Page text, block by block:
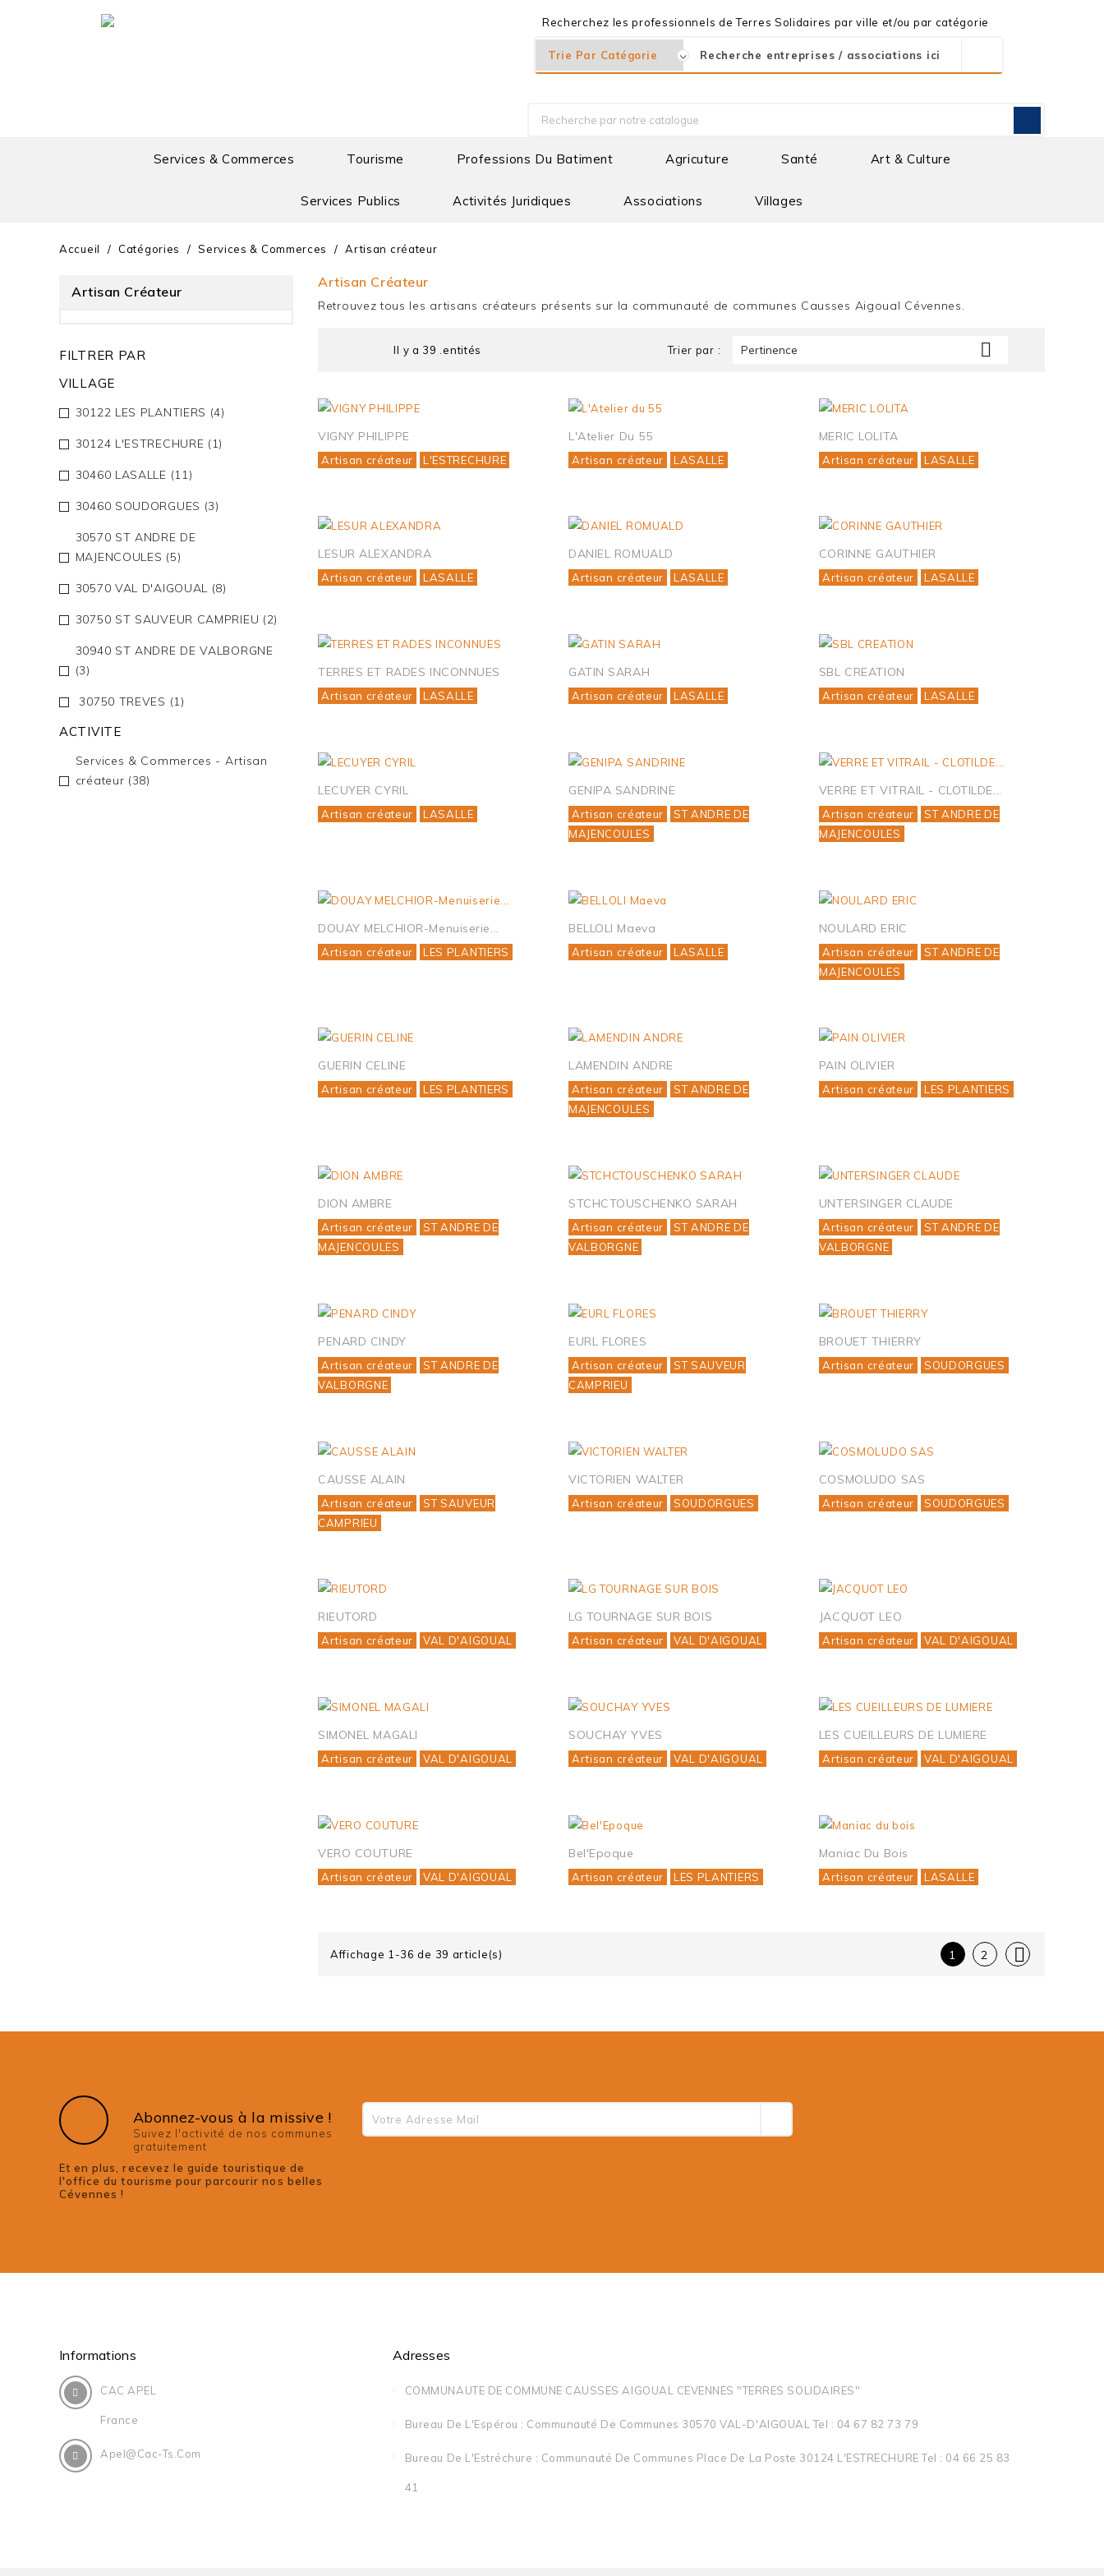
Recherchez les professionnels de Terres Solidaires par ville et/ou par catégorie
Services & Commerces Tourisme Professions Du Batiment Agricuture Santé Art & Culture
Services Publics Activités Juridiques Associations Villages
Accueil Catégories Services & Commerces Artisan créateur
Artisan Créateur
FILTRER PAR
VILLAGE
30122 LES PLANTIERS (4)
30124 L'ESTRECHURE (1)
30460 LASALLE (11)
30460 SOUDORGUES (3)
30570 ST ANDRE DE
MAJENCOULES (5)
30570 VAL D'AIGOUAL (8)
30750 ST SAUVEUR CAMPRIEU (2)
30940 ST ANDRE DE VALBORGNE
(3)
30750 TREVES (1)
ACTIVITE
Services & Commerces - Artisan
créateur (38)
Artisan Créateur
Retrouvez tous les artisans créateurs présents sur la communauté de communes Causses Aigoual Cévennes.
Il y a 39 .entités Trier par : Pertinence 
VIGNY PHILIPPE
Artisan créateur L'ESTRECHURE
L'Atelier Du 55
Artisan créateur LASALLE
MERIC LOLITA
Artisan créateur LASALLE
LESUR ALEXANDRA
Artisan créateur LASALLE
DANIEL ROMUALD
Artisan créateur LASALLE
CORINNE GAUTHIER
Artisan créateur LASALLE
TERRES ET RADES INCONNUES
Artisan créateur LASALLE
GATIN SARAH
Artisan créateur LASALLE
SBL CREATION
Artisan créateur LASALLE
LECUYER CYRIL
Artisan créateur LASALLE
GENIPA SANDRINE
Artisan créateur
ST ANDRE DE
MAJENCOULES
VERRE ET VITRAIL - CLOTILDE...
Artisan créateur
ST ANDRE DE
MAJENCOULES
DOUAY MELCHIOR-Menuiserie...
Artisan créateur LES PLANTIERS
BELLOLI Maeva
Artisan créateur LASALLE
NOULARD ERIC
Artisan créateur
ST ANDRE DE
MAJENCOULES
GUERIN CELINE
Artisan créateur LES PLANTIERS
LAMENDIN ANDRE
Artisan créateur
ST ANDRE DE
MAJENCOULES
PAIN OLIVIER
Artisan créateur LES PLANTIERS
DION AMBRE
Artisan créateur
ST ANDRE DE
MAJENCOULES
STCHCTOUSCHENKO SARAH
Artisan créateur
ST ANDRE DE
VALBORGNE
UNTERSINGER CLAUDE
Artisan créateur
ST ANDRE DE
VALBORGNE
PENARD CINDY
Artisan créateur
ST ANDRE DE
VALBORGNE
EURL FLORES
Artisan créateur
ST SAUVEUR
CAMPRIEU
BROUET THIERRY
Artisan créateur SOUDORGUES
CAUSSE ALAIN
Artisan créateur
ST SAUVEUR
CAMPRIEU
VICTORIEN WALTER
Artisan créateur SOUDORGUES
COSMOLUDO SAS
Artisan créateur SOUDORGUES
RIEUTORD
Artisan créateur VAL D'AIGOUAL
LG TOURNAGE SUR BOIS
Artisan créateur VAL D'AIGOUAL
JACQUOT LEO
Artisan créateur VAL D'AIGOUAL
SIMONEL MAGALI
Artisan créateur VAL D'AIGOUAL
SOUCHAY YVES
Artisan créateur VAL D'AIGOUAL
LES CUEILLEURS DE LUMIERE
Artisan créateur VAL D'AIGOUAL
VERO COUTURE
Artisan créateur VAL D'AIGOUAL
Bel'Epoque
Artisan créateur LES PLANTIERS
Maniac Du Bois
Artisan créateur LASALLE
Affichage 1-36 de 39 article(s) 1 2 
Abonnez-vous à la missive !
Suivez l'activité de nos communes
gratuitement
Et en plus, recevez le guide touristique de
l'office du tourisme pour parcourir nos belles
Cévennes !
Informations
CAC APEL
France
Apel@cac-Ts.com
Adresses
COMMUNAUTE DE COMMUNE CAUSSES AIGOUAL CEVENNES "TERRES SOLIDAIRES"
Bureau De L'Espérou : Communauté De Communes 30570 VAL-D'AIGOUAL Tel : 04 67 82 73 79
Bureau De L'Estréchure : Communauté De Communes Place De La Poste 30124 L'ESTRECHURE Tel : 04 66 25 83
41